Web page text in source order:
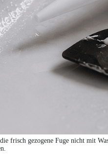
frisch gezogene Fuge nicht mit